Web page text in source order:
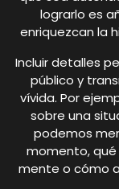
lograrlo es
enriquezcan la
Incluir detalles
público y
vívida. Por
sobre una
podemos
momento,
mente o cómo